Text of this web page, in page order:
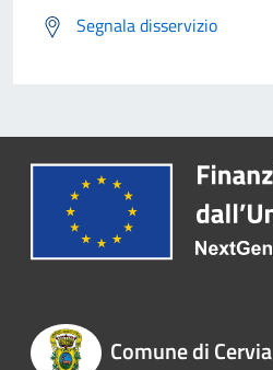
Segnala disservizio
Comune di Cervia